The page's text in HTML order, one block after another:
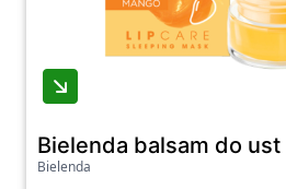
Bielenda balsam do
Bielenda